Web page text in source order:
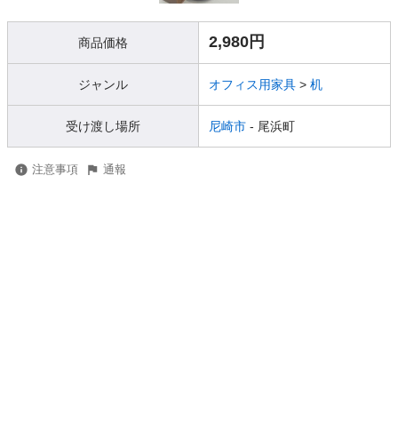
商品価格 2,980円
ジャンル オフィス用家具 > 机
受け渡し場所 尼崎市 - 尾浜町
注意事項 通報